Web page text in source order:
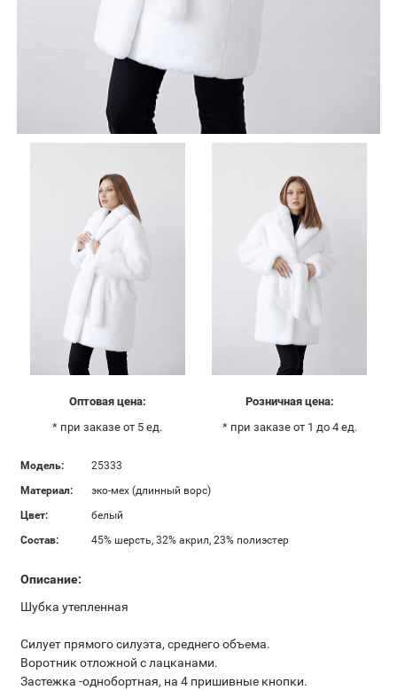
Оптовая цена:
* при заказе от 5 ед.
Розничная цена:
* при заказе от 1 до 4 ед.
Модель:
25333
Материал:
эко-мех (длинный ворс)
Цвет:
белый
Состав:
45% шерсть, 32% акрил, 23% полиэстер
Описание:
Шубка утепленная
Силует прямого силуэта, среднего объема.
Воротник отложной с лацканами.
Застежка -однобортная, на 4 пришивные кнопки.